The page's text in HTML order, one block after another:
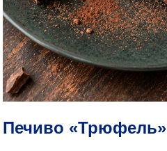
Печиво «Трюфель»